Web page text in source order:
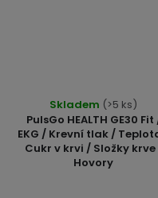
PulsGo HEALTH GE30 Fit
EKG / Krevní tlak /
Cukr v krvi / Složky
Hovory
Skladem (>5 ks)